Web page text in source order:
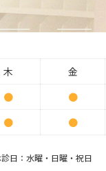
木 金
● ●
● ●
日：水曜・日曜・祝日